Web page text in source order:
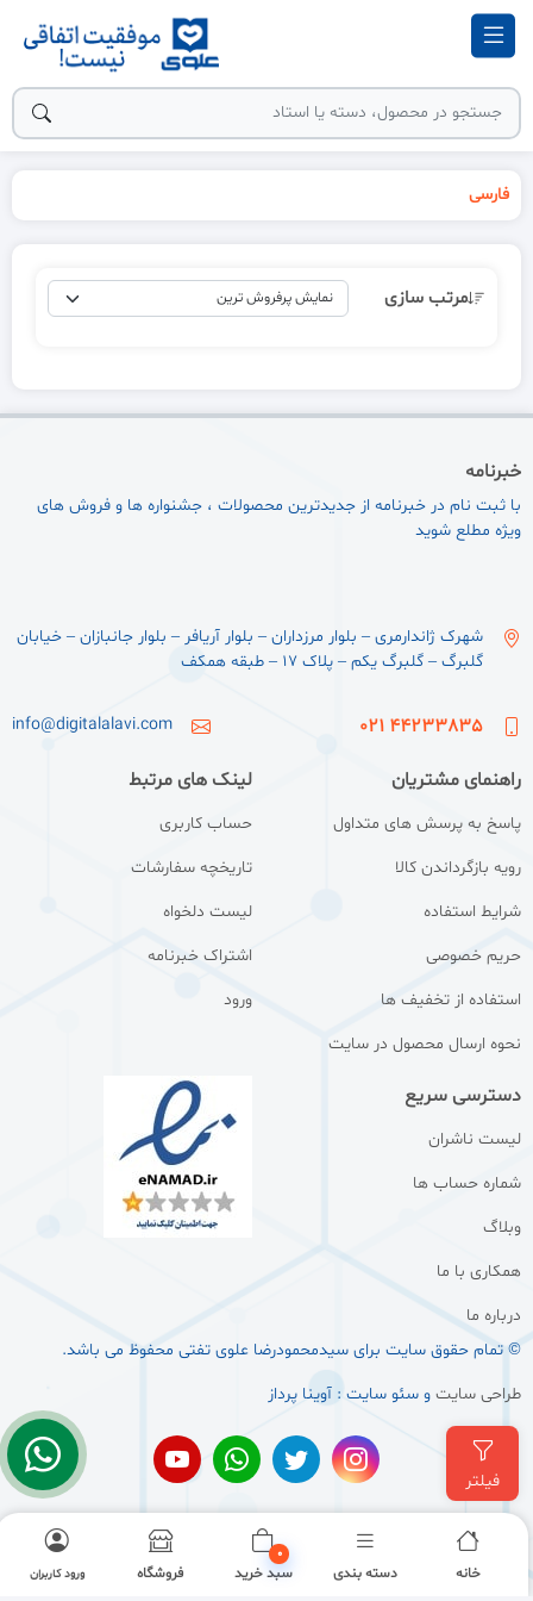
خانه دسته بندی
0
سبد خرید فروشگاه ورود کاربران
فارسی
فیلتر
مرتب سازی
خبرنامه
با ثبت نام در خبرنامه از جدیدترین محصولات ، جشنواره ها و فروش های
ویژه مطلع شوید
شهرک ژاندارمری – بلوار مرزداران – بلوار آریافر – بلوار جانبازان – خیابان
گلبرگ – گلبرگ یکم – پلاک ۱۷ – طبقه همکف
44233835 021
info@digitalalavi.com
راهنمای مشتریان
پاسخ به پرسش های متداول
رویه بازگرداندن کالا
شرایط استفاده
حریم خصوصی
استفاده از تخفیف ها
نحوه ارسال محصول در سایت
لینک های مرتبط
حساب کاربری
تاریخچه سفارشات
لیست دلخواه
اشتراک خبرنامه
ورود
دسترسی سریع
لیست ناشران
شماره حساب ها
وبلاگ
همکاری با ما
درباره ما
© تمام حقوق سایت برای سيدمحمودرضا علوی تفتی محفوظ می باشد.
طراحی سایتو سئو سایت : آوینا پرداز